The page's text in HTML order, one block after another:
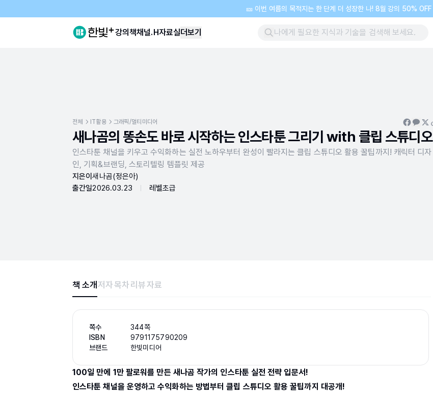
🎫 이번 여름의 목적지는 한 단계 더 성장한 나! 8월 강의 50% OFF
강의책채널.H자료실더보기
전체 IT활용 그래픽/멀티미디어
새나곰의 똥손도 바로 시작하는 인스타툰 그리기 with 클립 스튜디오
인스타툰 채널을 키우고 수익화하는 실전 노하우부터 완성이 빨라지는 클립 스튜디오 활용 꿀팁까지! 캐릭터 디자
인, 기획&브랜딩, 스토리텔링 템플릿 제공
지은이새나곰(정은아)
출간일2026.03.23 레벨초급
책 소개 저자목차 리뷰 자료
쪽수
344쪽
ISBN
9791175790209
브랜드
한빛미디어
100일 만에 1만 팔로워를 만든 새나곰 작가의 인스타툰 실전 전략 입문서!
인스타툰 채널을 운영하고 수익화하는 방법부터 클립 스튜디오 활용 꿀팁까지 대공개!